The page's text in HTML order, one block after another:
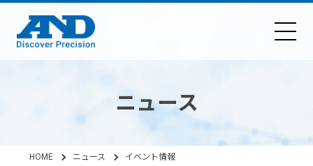
ニュース
HOME ニュース
イベント情報